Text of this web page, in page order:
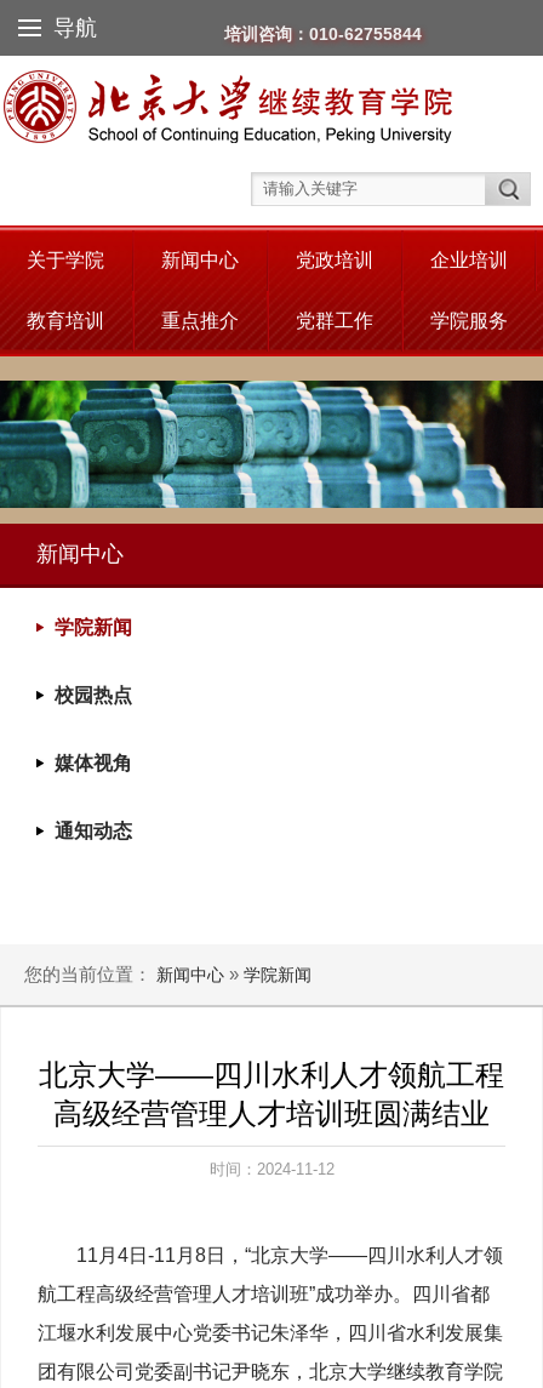
导航 培训咨询：010-62755844
关于学院 新闻中心 党政培训 企业培训
教育培训 重点推介 党群工作 学院服务
新闻中心
学院新闻
校园热点
媒体视角
通知动态
您的当前位置： 新闻中心 » 学院新闻
北京大学——四川水利人才领航工程
高级经营管理人才培训班圆满结业
时间：2024-11-12
11月4日-11月8日，“北京大学——四川水利人才领
航工程高级经营管理人才培训班”成功举办。四川省都
江堰水利发展中心党委书记朱泽华，四川省水利发展集
团有限公司党委副书记尹晓东，北京大学继续教育学院